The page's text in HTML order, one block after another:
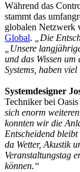
Während das
stammt das
globalen Netzwerk
Global. „Die
„Unsere
und das Wissen
Systems, haben
Systemdesigner
Techniker bei
sich enorm
konnten wir die
Entscheidend
da Wetter, Akustik
Veranstaltungstag
können.“